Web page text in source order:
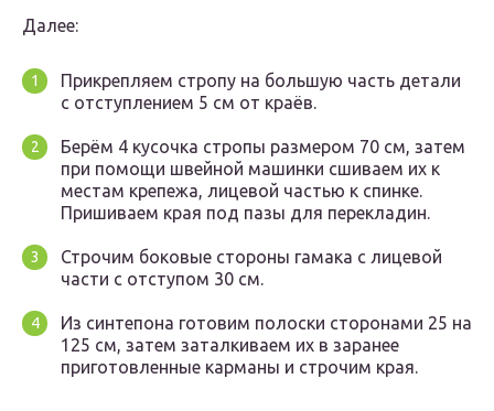
Далее:
Прикрепляем стропу на большую часть детали
с отступлением 5 см от краёв.
Берём 4 кусочка стропы размером 70 см, затем
при помощи швейной машинки сшиваем их к
местам крепежа, лицевой частью к спинке.
Пришиваем края под пазы для перекладин.
Строчим боковые стороны гамака с лицевой
части с отступом 30 см.
Из синтепона готовим полоски сторонами 25 на
125 см, затем заталкиваем их в заранее
приготовленные карманы и строчим края.